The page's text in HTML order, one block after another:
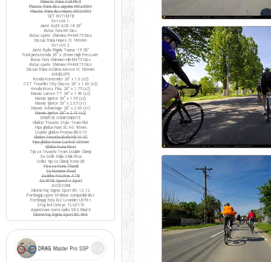
Manete frana Avid FR-5
Placute frana disc Jagwire MX2/MX4
Placute frana disc Hayes MX2/MX4
SET ROTI MTB
Set roti 1:
Jante ALEX ACE-18 26"
Butuc fata KK Disc
Butuc spate Shimano FH-M475 Disc
Discuri frana Hayes IS 160mm
Set roti 2:
Jante Ryde/Rigida Taurus-19 26"
Fond janta Kenda 26" x 20mm High Pressure
Butuc fata Shimano HB-M475 Disc
Butuc spate Shimano FH-M475 Disc
Discuri frana Ashima Airotor IS 160mm
ANVELOPE
Kenda Kontender 26" x 1.0 (x2)
CST Traveller City Classic 26" x 1.40 (x2)
Kenda Kross Plus 26" x 1.75 (x2)
Maxxis Larsen TT 26" x 1.90 (x2)
Maxxis Ignitor 26" x 1.95 (x2)
Maxxis Ignitor 26" x 2.35 (x1)
Maxxis Advantage 26" x 2.40 (x1)
Maxxis Ignitor 26" x 2.10 (x2)
DIVERSE COMPONENTE
Ghidon Truvativ Stylo Team Flat
Pipa ghidon Funn XC HS 90mm
Coarne ghidon Promax BE-315
Ghidon Amoeba Borla M310 XC
Pipa ghidon Kona Control 100mm
Ghidon Kona Riser
Tija sa Truvativ Team Double Clamp
Sa Selle Italia Q-bik Flow
Colier tija sa Clamp Kona QR
Tisa sa Kona Thumb
Sa Noname Road
Sa Bike Positive ATB
Sa WTB Speed V Sport
ACCESORII
Kilometraj Sigma Sport BC 12.12
Portbagaj spate M-Wave compatibil disc
Portbagaj fata XLC Lowrider LR-F01
Stop led Cateye TL-LD170
Aparatoare noroi cadru SKS Mud-X
Kilometraj Sigma Sport BC 906